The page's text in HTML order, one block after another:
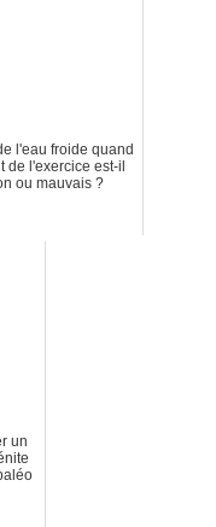
l'eau froide quand
de l'exercice est-il
ou mauvais ?
un